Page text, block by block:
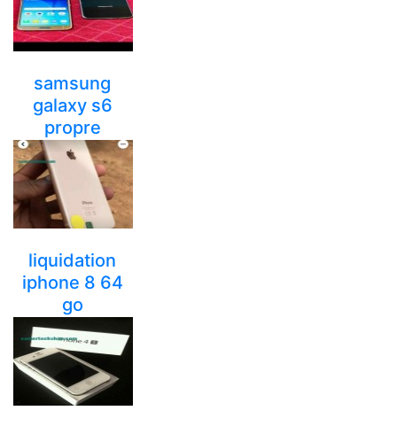
samsung
galaxy s6
propre
32gig...
35000 Fcfa
yaounde
liquidation
iphone 8 64
go
90000 Fcfa
yaounde